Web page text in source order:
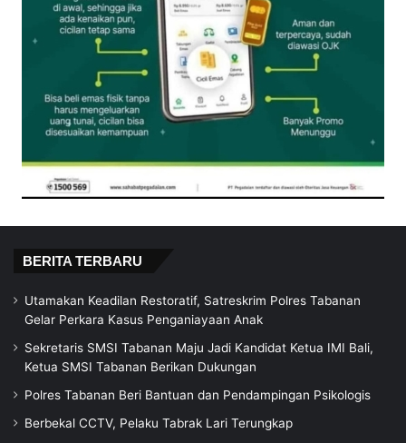
BERITA TERBARU
Utamakan Keadilan Restoratif, Satreskrim Polres Tabanan
Gelar Perkara Kasus Penganiayaan Anak
Sekretaris SMSI Tabanan Maju Jadi Kandidat Ketua IMI Bali,
Ketua SMSI Tabanan Berikan Dukungan
Polres Tabanan Beri Bantuan dan Pendampingan Psikologis
Berbekal CCTV, Pelaku Tabrak Lari Terungkap